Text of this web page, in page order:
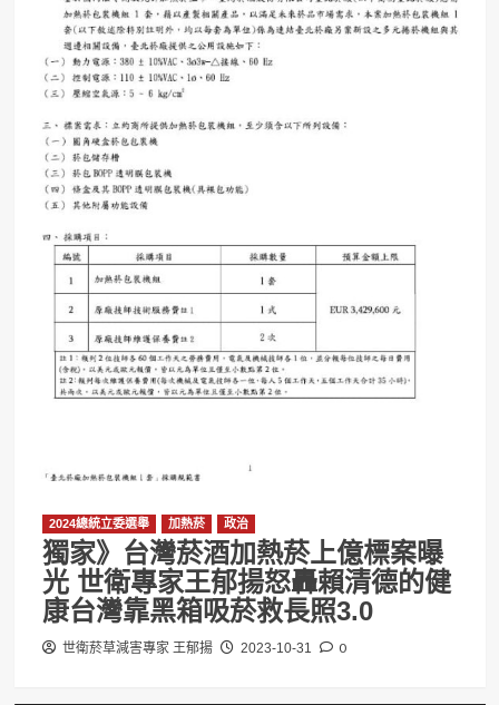
2024總統立委選舉 加熱菸 政治
獨家》台灣菸酒加熱菸上億標案曝
光 世衛專家王郁揚怒轟賴清德的健
康台灣靠黑箱吸菸救長照3.0
世衛菸草減害專家 王郁揚 2023-10-31 0